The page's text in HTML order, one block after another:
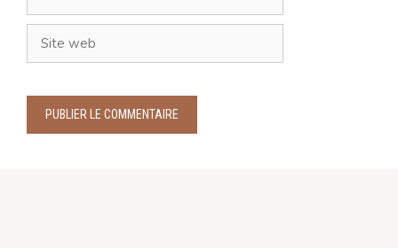
mail
Site
web